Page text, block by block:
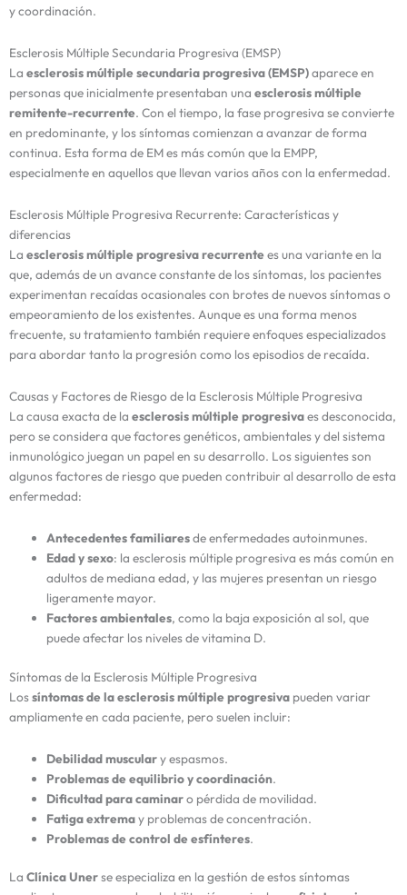
y coordinación.
Esclerosis Múltiple Secundaria Progresiva (EMSP)
La esclerosis múltiple secundaria progresiva (EMSP)aparece en
personas que inicialmente presentaban una esclerosis múltiple
remitente-recurrente. Con el tiempo, la fase progresiva se convierte
en predominante, y los síntomas comienzan a avanzar de forma
continua. Esta forma de EM es más común que la EMPP,
especialmente en aquellos que llevan varios años con la enfermedad.
Esclerosis Múltiple Progresiva Recurrente: Características y
diferencias
La esclerosis múltiple progresiva recurrentees una variante en la
que, además de un avance constante de los síntomas, los pacientes
experimentan recaídas ocasionales con brotes de nuevos síntomas o
empeoramiento de los existentes. Aunque es una forma menos
frecuente, su tratamiento también requiere enfoques especializados
para abordar tanto la progresión como los episodios de recaída.
Causas y Factores de Riesgo de la Esclerosis Múltiple Progresiva
La causa exacta de la esclerosis múltiple progresivaes desconocida,
pero se considera que factores genéticos, ambientales y del sistema
inmunológico juegan un papel en su desarrollo. Los siguientes son
algunos factores de riesgo que pueden contribuir al desarrollo de esta
enfermedad:
Antecedentes familiaresde enfermedades autoinmunes.
Edad y sexo: la esclerosis múltiple progresiva es más común en
adultos de mediana edad, y las mujeres presentan un riesgo
ligeramente mayor.
Factores ambientales, como la baja exposición al sol, que
puede afectar los niveles de vitamina D.
Síntomas de la Esclerosis Múltiple Progresiva
Lossíntomas de la esclerosis múltiple progresiva pueden variar
ampliamente en cada paciente, pero suelen incluir:
Debilidad musculary espasmos.
Problemas de equilibrio y coordinación.
Dificultad para caminaro pérdida de movilidad.
Fatiga extremay problemas de concentración.
Problemas de control de esfínteres.
La Clínica Unerse especializa en la gestión de estos síntomas